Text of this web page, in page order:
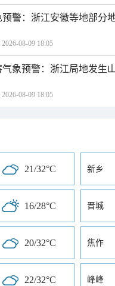
预警：浙江安徽等地部分
08-09 18:05
气象预警：浙江局地发生
08-09 18:05
21/32°C 新乡
16/28°C 晋城
20/32°C 焦作
22/32°C 峰峰